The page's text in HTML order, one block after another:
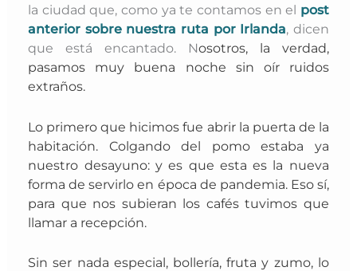
la ciudad que, como ya te contamos en el post
anterior sobre nuestra ruta por Irlanda, dicen
que está encantado. Nosotros, la verdad,
pasamos muy buena noche sin oír ruidos
extraños.
Lo primero que hicimos fue abrir la puerta de la
habitación. Colgando del pomo estaba ya
nuestro desayuno: y es que esta es la nueva
forma de servirlo en época de pandemia. Eso sí,
para que nos subieran los cafés tuvimos que
llamar a recepción.
Sin ser nada especial, bollería, fruta y zumo, lo